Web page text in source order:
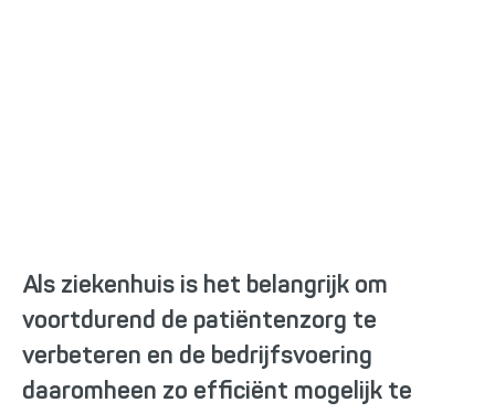
Als ziekenhuis is het belangrijk om
voortdurend de patiëntenzorg te
verbeteren en de bedrijfsvoering
daaromheen zo efficiënt mogelijk te